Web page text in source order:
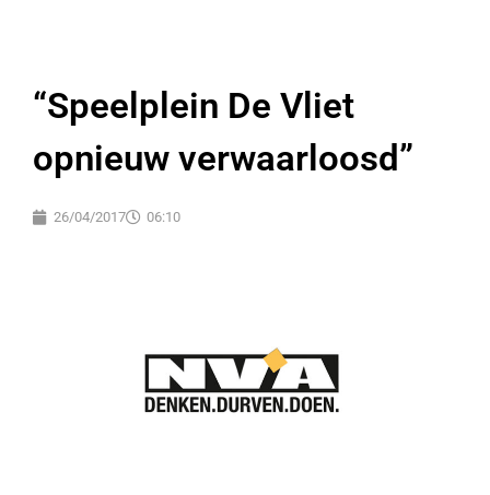
“Speelplein De Vliet
opnieuw verwaarloosd”
26/04/2017 06:10